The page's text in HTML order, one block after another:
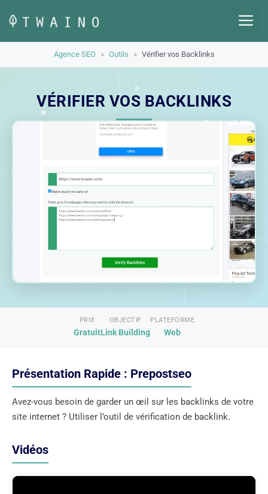
au
contenu
Agence SEO » Outils » Vérifier vos Backlinks
VÉRIFIER VOS BACKLINKS
PRIX
Gratuit
OBJECTIF
Link Building
PLATEFORME
Web
Présentation Rapide : Prepostseo
Avez-vous besoin de garder un œil sur les backlinks de votre
site internet ? Utiliser l’outil de vérification de backlink.
Vidéos